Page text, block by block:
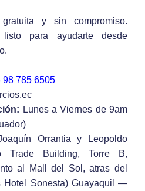
y sin compromiso.
para ayudarte desde
98 785 6505
Lunes a Viernes de 9am
Orrantia y Leopoldo
Trade Building, Torre B,
al Mall del Sol, atras del
Hotel Sonesta) Guayaquil —